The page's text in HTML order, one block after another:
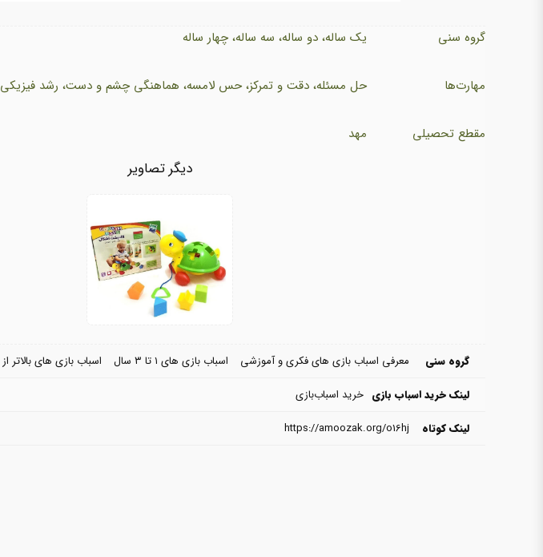
گروه سنی یک ساله، دو ساله، سه ساله، چهار ساله
مهارت‌ها حل مسئله، دقت و تمرکز، حس لامسه، هماهنگی چشم و دست، رشد فیزیکی
مقطع تحصیلی مهد
دیگر تصاویر
گروه سنی معرفی اسباب بازی های فکری و آموزشی اسباب بازی های ۱ تا ۳ سال
اسباب بازی های بالاتر از ۳ سال
لینک خرید اسباب بازی خرید اسباب‌بازی
لینک کوتاه
https://amoozak.org/o16hj